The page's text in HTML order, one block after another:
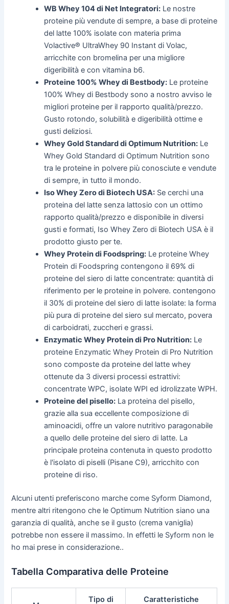
WB Whey 104 di Net Integratori: Le nostre
proteine più vendute di sempre, a base di proteine
del latte 100% isolate con materia prima
Volactive® UltraWhey 90 Instant di Volac,
arricchite con bromelina per una migliore
digeribilità e con vitamina b6.
Proteine 100% Whey di Bestbody: Le proteine
100% Whey di Bestbody sono a nostro avviso le
migliori proteine per il rapporto qualità/prezzo.
Gusto rotondo, solubilità e digeribilità ottime e
gusti deliziosi.
Whey Gold Standard di Optimum Nutrition: Le
Whey Gold Standard di Optimum Nutrition sono
tra le proteine in polvere più conosciute e vendute
di sempre, in tutto il mondo.
Iso Whey Zero di Biotech USA: Se cerchi una
proteina del latte senza lattosio con un ottimo
rapporto qualità/prezzo e disponibile in diversi
gusti e formati, Iso Whey Zero di Biotech USA è il
prodotto giusto per te.
Whey Protein di Foodspring: Le proteine Whey
Protein di Foodspring contengono il 69% di
proteine del siero di latte concentrate: quantità di
riferimento per le proteine in polvere. contengono
il 30% di proteine del siero di latte isolate: la forma
più pura di proteine del siero sul mercato, povera
di carboidrati, zuccheri e grassi.
Enzymatic Whey Protein di Pro Nutrition: Le
proteine Enzymatic Whey Protein di Pro Nutrition
sono composte da proteine del latte whey
ottenute da 3 diversi processi estrattivi:
concentrate WPC, isolate WPI ed idrolizzate WPH.
Proteine del pisello: La proteina del pisello,
grazie alla sua eccellente composizione di
aminoacidi, offre un valore nutritivo paragonabile
a quello delle proteine del siero di latte. La
principale proteina contenuta in questo prodotto
è l'isolato di piselli (Pisane C9), arricchito con
proteine di riso.
Alcuni utenti preferiscono marche come Syform Diamond,
mentre altri ritengono che le Optimum Nutrition siano una
garanzia di qualità, anche se il gusto (crema vaniglia)
potrebbe non essere il massimo. In effetti le Syform non le
ho mai prese in considerazione..
Tabella Comparativa delle Proteine
Tipo di Caratteristiche